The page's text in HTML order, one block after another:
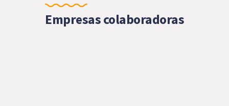
Empresas colaboradoras